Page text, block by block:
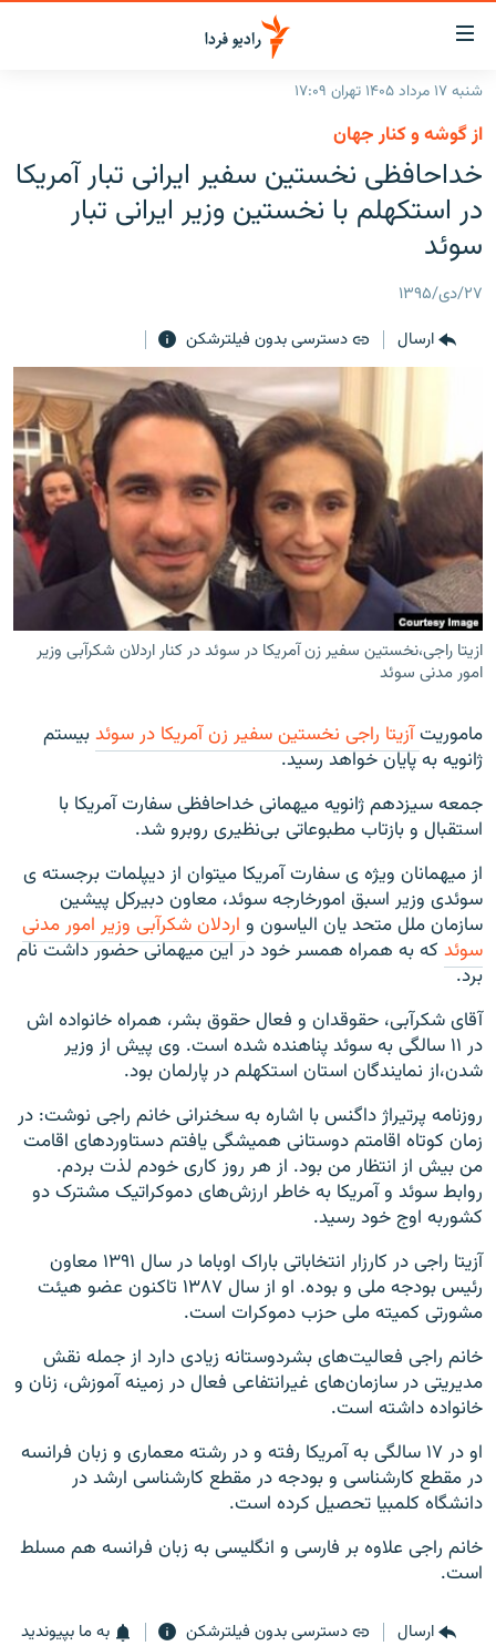
لینک‌های
قابلیت
دسترسی
بازگشت
بازگشت
اصلی
رفتن
صفحه
صفحه اصلی
ایران
جهان
رادیو
گزارش‌های تصویریزنان فردا
به ما بپیوندید
زبان‌های دیگر
شنبه ۱۷ مرداد ۱۴۰۵ تهران ۱۷:۰۹
از گوشه و کنار جهان
خداحافظی نخستین سفیر ایرانی تبار آمریکا
در استکهلم با نخستین وزیر ایرانی تبار
سوئد
۲۷/دی/۱۳۹۵
ارسال
دسترسی بدون فیلترشکن
ازیتا راجی،نخستین سفیر زن آمریکا در سوئد در کنار اردلان شکرآبی وزیر
امور مدنی سوئد
ماموریتآزیتا راجی نخستین سفیر زن آمریکا در سوئدبیستم
ژانویه به پایان خواهد رسید.
جمعه سیزدهم ژانویه میهمانی خداحافظی سفارت آمریکا با
استقبال و بازتاب مطبوعاتی بی‌نظیری روبرو شد.
از میهمانان ویژه ی سفارت آمریکا میتوان از دیپلمات برجسته ی
سوئدی وزیر اسبق امورخارجه سوئد، معاون دبیرکل پیشین
سازمان ملل متحد یان الیاسون و اردلان شکرآبی وزیر امور مدنی
سوئد که به همراه همسر خود در این میهمانی حضور داشت نام
برد.
آقای شکرآبی، حقوقدان و فعال حقوق بشر، همراه خانواده اش
در ۱۱ سالگی به سوئد پناهنده شده است. وی پیش از وزیر
شدن،از نمایندگان استان استکهلم در پارلمان بود.
روزنامه پرتیراژ داگنس با اشاره به سخنرانی خانم راجی نوشت: در
زمان کوتاه اقامتم دوستانی همیشگی یافتم دستاوردهای اقامت
من بیش از انتظار من بود. از هر روز کاری خودم لذت بردم.
روابط سوئد و آمریکا به خاطر ارزش‌های دموکراتیک مشترک دو
کشوربه اوج خود رسید.
آزیتا راجی در کارزار انتخاباتی باراک اوباما در سال ۱۳۹۱ معاون
رئیس بودجه ملی و بوده. او از سال ۱۳۸۷ تاکنون عضو هیئت
مشورتی کمیته ملی حزب دموکرات است.
خانم راجی فعالیت‌های بشردوستانه زیادی دارد از جمله نقش
مدیریتی در سازمان‌های غیرانتفاعی فعال در زمینه آموزش، زنان و
خانواده داشته است.
او در ۱۷ سالگی به آمریکا رفته و در رشته معماری و زبان فرانسه
در مقطع کارشناسی و بودجه در مقطع کارشناسی ارشد در
دانشگاه کلمبیا تحصیل کرده است.
خانم راجی علاوه بر فارسی و انگلیسی به زبا‌ن فرانسه هم مسلط
است.
ارسال دسترسی بدون فیلترشکن به ما بپیوندید